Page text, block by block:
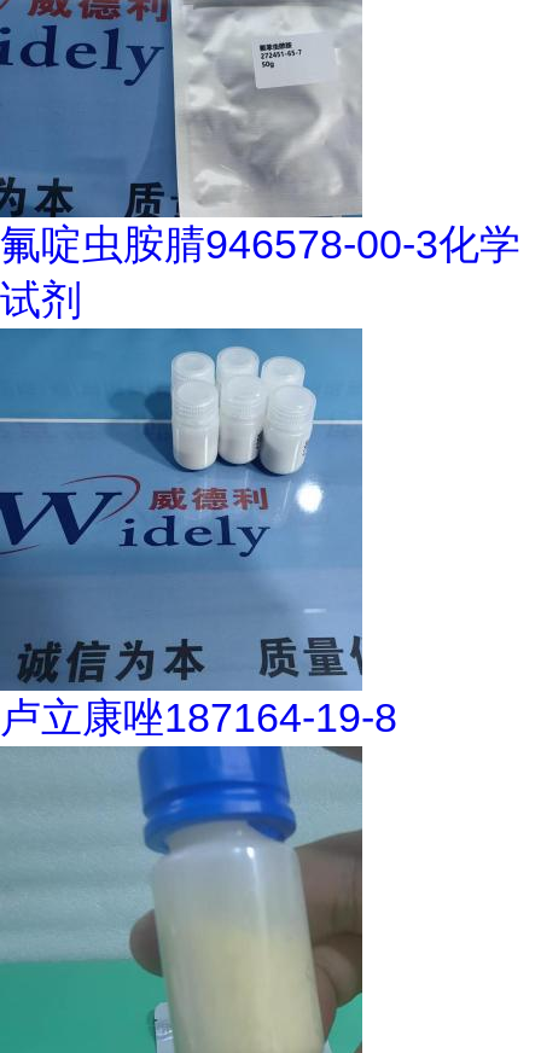
氟啶虫胺腈946578-00-3化学
试剂
卢立康唑187164-19-8